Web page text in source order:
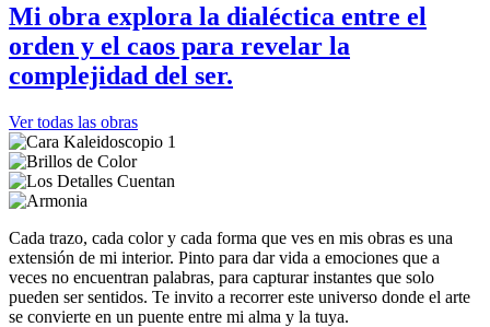
Mi obra explora la dialéctica entre el
orden y el caos para revelar la
complejidad del ser.
Ver todas las obras
Cada trazo, cada color y cada forma que ves en mis obras es una
extensión de mi interior. Pinto para dar vida a emociones que a
veces no encuentran palabras, para capturar instantes que solo
pueden ser sentidos. Te invito a recorrer este universo donde el arte
se convierte en un puente entre mi alma y la tuya.